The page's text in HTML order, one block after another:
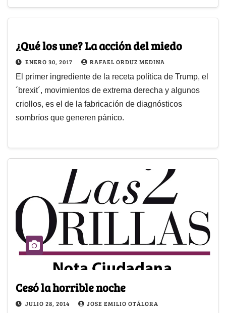
¿Qué los une? La acción del miedo
ENERO 30, 2017 RAFAEL ORDUZ MEDINA
El primer ingrediente de la receta política de Trump, el
´brexit´, movimientos de extrema derecha y algunos
criollos, es el de la fabricación de diagnósticos
sombríos que generen pánico.
Cesó la horrible noche
JULIO 28, 2014 JOSE EMILIO OTÁLORA